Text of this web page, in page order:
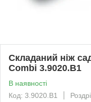
Складаний ніж
Combi 3.9020.B1
В наявності
Код: 3.9020.B1